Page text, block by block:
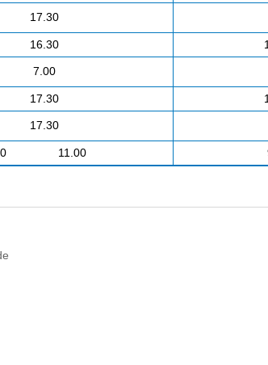
17.30
16.30
7.00
17.30
17.30
11.00